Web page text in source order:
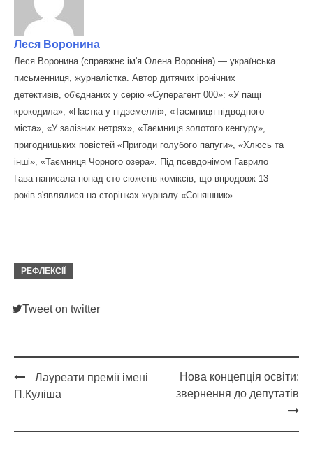
Леся Воронина
Леся Воронина (справжнє ім'я Олена Вороніна) — українська
письменниця, журналістка. Автор дитячих іронічних
детективів, об'єднаних у серію «Суперагент 000»: «У пащі
крокодила», «Пастка у підземеллі», «Таємниця підводного
міста», «У залізних нетрях», «Таємниця золотого кенгуру»,
пригодницьких повістей «Пригоди голубого папуги», «Хлюсь та
інші», «Таємниця Чорного озера». Під псевдонімом Гаврило
Гава написала понад сто сюжетів коміксів, що впродовж 13
років з'являлися на сторінках журналу «Соняшник».
РЕФЛЕКСІЇ
Tweet on twitter
Post
Лауреати премії імені
П.Куліша
Нова концепція освіти:
звернення до депутатів